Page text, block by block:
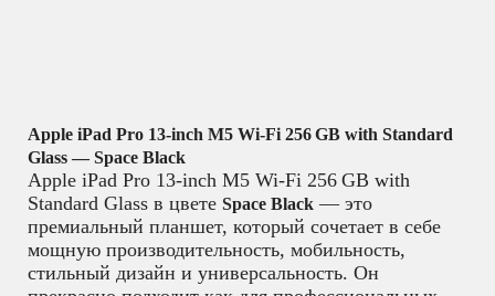
Apple iPad Pro 13‑inch M5 Wi‑Fi 256 GB with Standard
Glass — Space Black
Apple iPad Pro 13‑inch M5 Wi‑Fi 256 GB with
Standard Glass в цвете Space Black — это
премиальный планшет, который сочетает в себе
мощную производительность, мобильность,
стильный дизайн и универсальность. Он